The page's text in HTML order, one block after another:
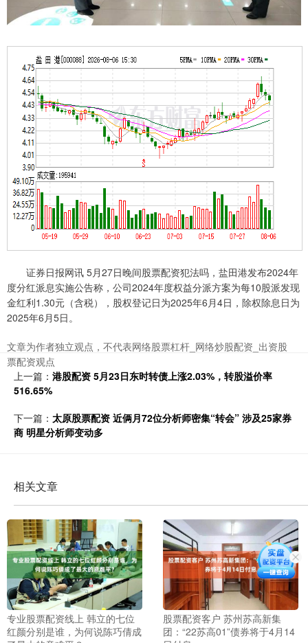
证券日报网讯 5月27日晚间股票配资犯法吗，盐田港发布2024年
度分红派息实施公告称，公司2024年度权益分派方案为每10股派发现
金红利1.30元（含税），股权登记日为2025年6月4日，除权除息日为
2025年6月5日。
文章为作者独立观点，不代表网络股票杠杆_网络炒股配资_出资股
票配资观点
上一篇： 港股配资 5月23日东时转债上涨2.03%，转股溢价率
516.65%
下一篇： 太原股票配资 近俩月72位分析师密集“转会” 涉及25家券
商 明星分析师变动多
相关文章
专业股票配资线上 韩立的七位
红颜分别是谁，为何说陈巧倩成
股票配资客户 苏州苏高新集
团：“22苏高01”债券将于4月14